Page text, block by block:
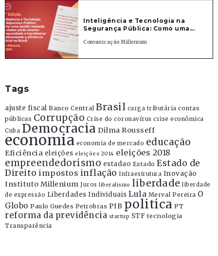
Inteligência e Tecnologia na
Segurança Pública: Como uma...
Comunicação Millenium
Tags
ajuste fiscal Banco Central Brasil carga tributária contas
públicas Corrupção Crise do coronavírus crise econômica
Cuba Democracia Dilma Rousseff
economia economia de mercado educação
Eficiência eleições eleições 2014 eleições 2018
empreendedorismo estadao Estado Estado de
Direito impostos inflação Infraestrutura Inovação
Instituto Millenium Juros liberalismo liberdade liberdade
de expressão Liberdades Individuais Lula Merval Pereira O
Globo Paulo Guedes Petrobras PIB politica PT
reforma da previdência startup STF tecnologia
Transparência